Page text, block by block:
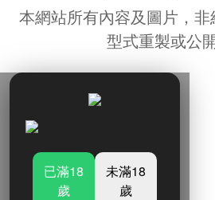
本網站所有內容及圖片，
型式重製或公
已滿18
歲
未滿18
歲